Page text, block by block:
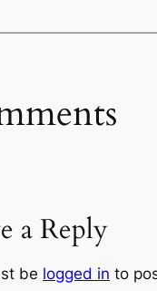
a Reply
be logged in to